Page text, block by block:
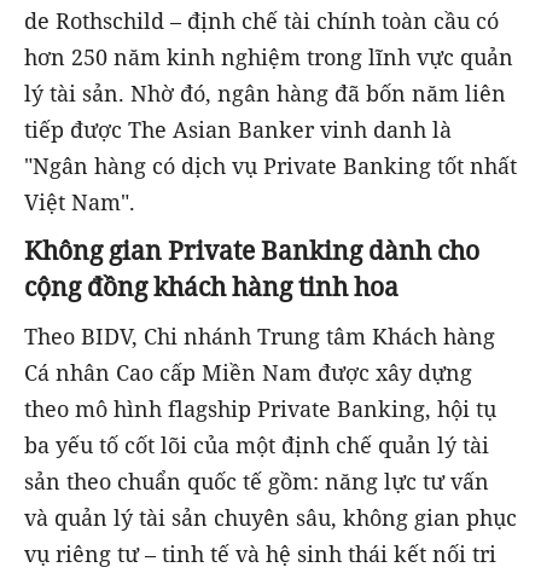
de Rothschild – định chế tài chính toàn cầu có
hơn 250 năm kinh nghiệm trong lĩnh vực quản
lý tài sản. Nhờ đó, ngân hàng đã bốn năm liên
tiếp được The Asian Banker vinh danh là
"Ngân hàng có dịch vụ Private Banking tốt nhất
Việt Nam".
Không gian Private Banking dành cho
cộng đồng khách hàng tinh hoa
Theo BIDV, Chi nhánh Trung tâm Khách hàng
Cá nhân Cao cấp Miền Nam được xây dựng
theo mô hình flagship Private Banking, hội tụ
ba yếu tố cốt lõi của một định chế quản lý tài
sản theo chuẩn quốc tế gồm: năng lực tư vấn
và quản lý tài sản chuyên sâu, không gian phục
vụ riêng tư – tinh tế và hệ sinh thái kết nối tri